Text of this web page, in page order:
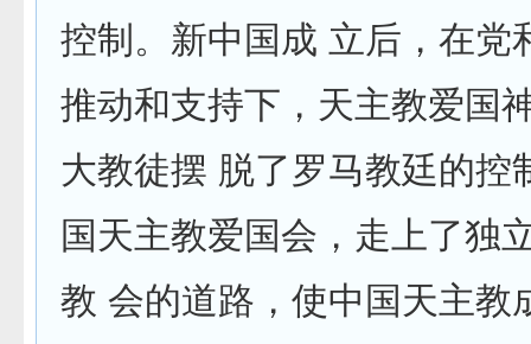
控制。新中国成 立后，在党
推动和支持下，天主教爱国
大教徒摆 脱了罗马教廷的控
国天主教爱国会，走上了独
教 会的道路，使中国天主教